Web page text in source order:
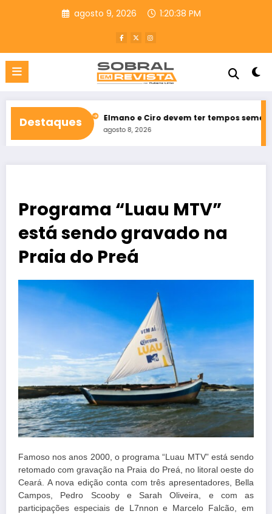
agosto 9, 2026 1:20:39 PM
Destaques
Elmano e Ciro devem ter tempos semelhantes na
agosto 8, 2026
Programa “Luau MTV”
está sendo gravado na
Praia do Preá
Famoso nos anos 2000, o programa “Luau MTV” está sendo
retomado com gravação na Praia do Preá, no litoral oeste do
Ceará. A nova edição conta com três apresentadores, Bella
Campos, Pedro Scooby e Sarah Oliveira, e com as
participações especiais de L7nnon e Marcelo Falcão, em